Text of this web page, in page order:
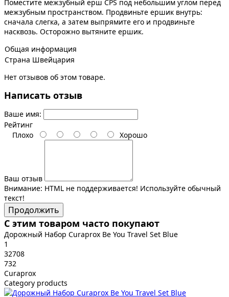
Поместите межзубный ерш CPS под небольшим углом перед
межзубным пространством. Продвиньте ершик внутрь:
сначала слегка, а затем выпрямите его и продвиньте
насквозь. Осторожно вытяните ершик.
Общая информация
Страна Швейцария
Нет отзывов об этом товаре.
Написать отзыв
Ваше имя:
Рейтинг
Плохо
Хорошо
Ваш отзыв
Внимание: HTML не поддерживается! Используйте обычный
текст!
Продолжить
С этим товаром часто покупают
Дорожный Набор Curaprox Be You Travel Set Blue
1
32708
732
Curaprox
Category products